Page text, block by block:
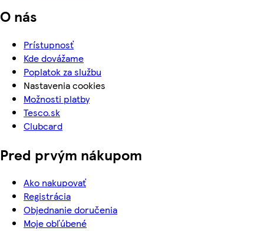
O nás
Prístupnosť
Kde dovážame
Poplatok za službu
Nastavenia cookies
Možnosti platby
Tesco.sk
Clubcard
Pred prvým nákupom
Ako nakupovať
Registrácia
Objednanie doručenia
Moje obľúbené